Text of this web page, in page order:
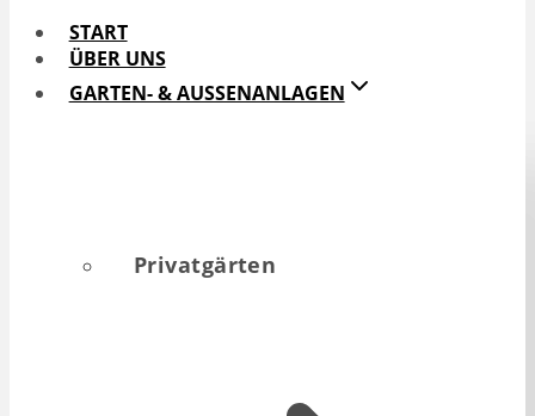
START
ÜBER UNS
GARTEN- & AUSSENANLAGEN
Privatgärten